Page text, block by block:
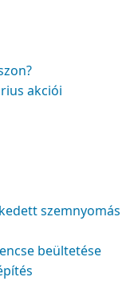
akciói
szemnyomás
beültetése